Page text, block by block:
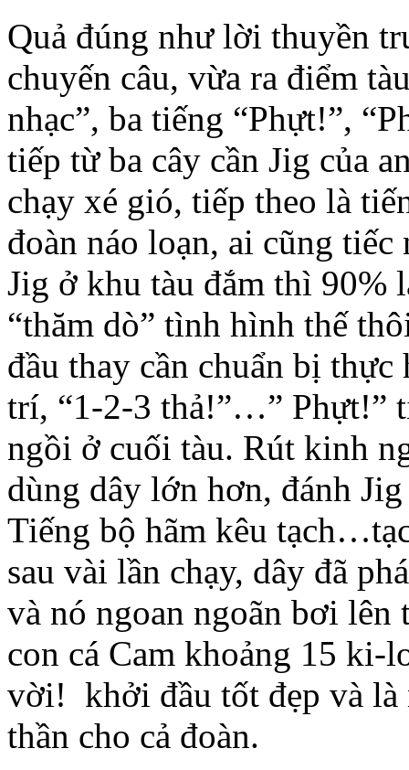
Quả đúng như lời thuyền
chuyến câu, vừa ra điểm
nhạc”, ba tiếng “Phựt!”,
tiếp từ ba cây cần Jig của
chạy xé gió, tiếp theo là
đoàn náo loạn, ai cũng
Jig ở khu tàu đắm thì 90%
“thăm dò” tình hình thế
đầu thay cần chuẩn bị
trí, “1-2-3 thả!”…” Phựt!”
ngồi ở cuối tàu. Rút kinh
dùng dây lớn hơn, đánh
Tiếng bộ hãm kêu
sau vài lần chạy, dây đã
và nó ngoan ngoãn bơi lên
con cá Cam khoảng 15 ki-
vời! khởi đầu tốt đẹp và
thần cho cả đoàn.